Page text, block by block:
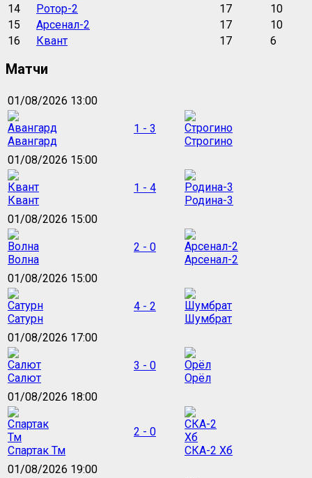
14
Ротор-2 17
10
15
Арсенал-2 17
10
16
Квант 17 6
Матчи
01/08/2026 13:00
Авангард
1 - 3
Строгино
01/08/2026 15:00
Квант
1 - 4
Родина-3
01/08/2026 15:00
Волна
2 - 0
Арсенал-2
01/08/2026 15:00
Сатурн
4 - 2
Шумбрат
01/08/2026 17:00
Салют
3 - 0
Орёл
01/08/2026 18:00
Спартак Тм
2 - 0
СКА-2 Хб
01/08/2026 19:00